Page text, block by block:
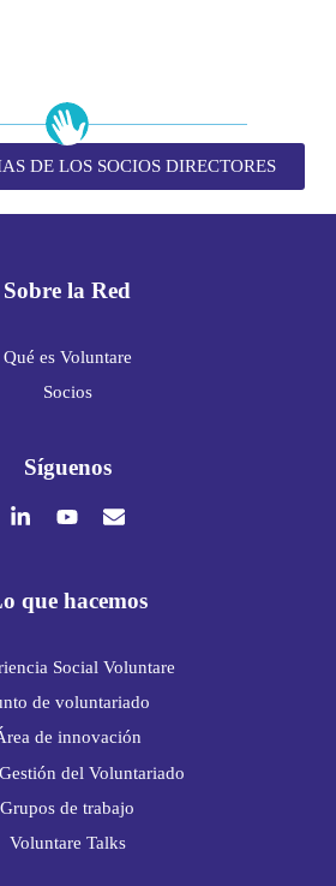
DE LOS SOCIOS DIRECTORES
Sobre la Red
Qué es Voluntare
Socios
Síguenos
que hacemos
Social Voluntare
de voluntariado
de innovación
del Voluntariado
Grupos de trabajo
Voluntare Talks